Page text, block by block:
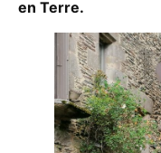
en Terre.